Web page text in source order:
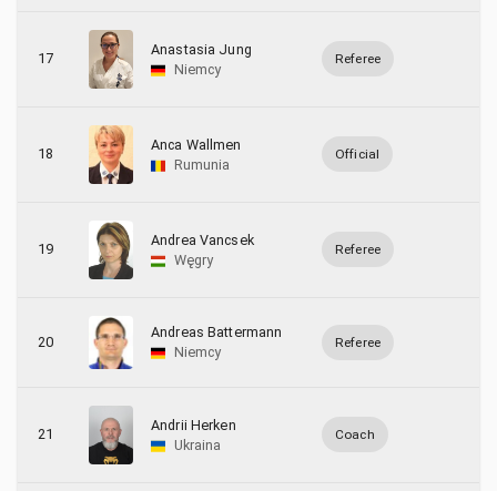
17
Anastasia Jung
Niemcy
Referee
18
Anca Wallmen
Rumunia
Official
19
Andrea Vancsek
Węgry
Referee
20
Andreas Battermann
Niemcy
Referee
21
Andrii Herken
Ukraina
Coach